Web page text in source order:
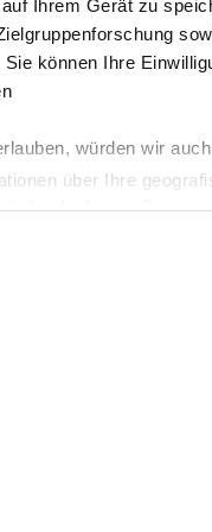
auf Ihrem Gerät zu
können Ihre
würden wir
über Ihre
durch aktives
zu analysieren.
haben oder